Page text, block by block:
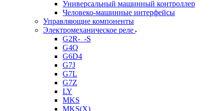
Универсальный машинный контроллер
Человеко-машинные интерфейсы
Управляющие компоненты
Электромеханическое реле
G2R-_-S
G4Q
G6D4
G7J
G7L
G7Z
LY
MKS
MKS(X)